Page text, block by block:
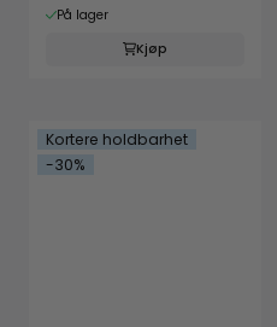
På lager
Kjøp
Kortere holdbarhet
-30%